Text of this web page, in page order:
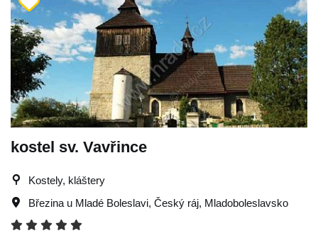
kostel sv. Vavřince
Kostely, kláštery
Březina u Mladé Boleslavi, Český ráj, Mladoboleslavsko